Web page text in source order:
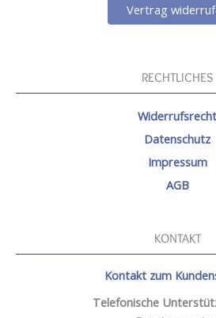
Vertrag
RECHTLICHES
Widerrufsrecht
Datenschutz
Impressum
AGB
KONTAKT
Kontakt zum
Telefonische